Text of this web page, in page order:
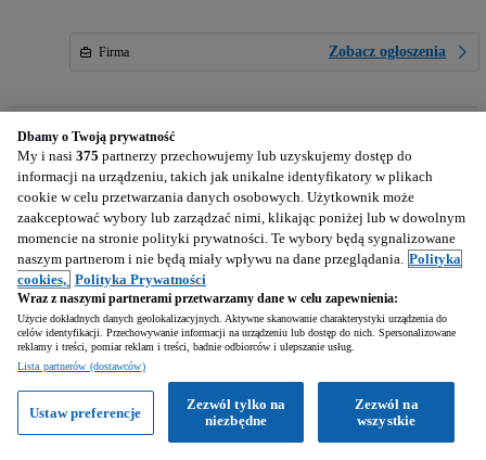
Firma Zobacz ogłoszenia
2200 cm3 • 120 KM • Gwarancja, L3H2, nawigacja, klima, tempomat, kamera cofania
Wyróżnione
155 127 km
120 KM
2022
63 900
Dbamy o Twoją prywatność
My i nasi 375 partnerzy przechowujemy lub uzyskujemy dostęp do
informacji na urządzeniu, takich jak unikalne identyfikatory w plikach
cookie w celu przetwarzania danych osobowych. Użytkownik może
zaakceptować wybory lub zarządzać nimi, klikając poniżej lub w dowolnym
momencie na stronie polityki prywatności. Te wybory będą sygnalizowane
naszym partnerom i nie będą miały wpływu na dane przeglądania. Polityka
cookies, Polityka Prywatności
Wraz z naszymi partnerami przetwarzamy dane w celu zapewnienia:
Użycie dokładnych danych geolokalizacyjnych. Aktywne skanowanie charakterystyki urządzenia do
celów identyfikacji. Przechowywanie informacji na urządzeniu lub dostęp do nich. Spersonalizowane
reklamy i treści, pomiar reklam i treści, badnie odbiorców i ulepszanie usług.
Lista partnerów (dostawców)
Zezwól na
wszystkie
Zezwól tylko na
niezbędne
Ustaw preferencje